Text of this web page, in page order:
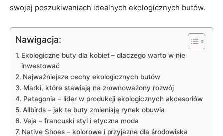
swojej poszukiwaniach idealnych ekologicznych butów.
Nawigacja:
Ekologiczne buty dla kobiet – dlaczego warto w nie
inwestować
Najważniejsze cechy ekologicznych butów
Marki, które stawiają na zrównoważony rozwój
Patagonia – lider w produkcji ekologicznych akcesoriów
Allbirds – jak te buty zmieniają rynek obuwia
Veja – francuski styl i etyczna moda
Native Shoes – kolorowe i przyjazne dla środowiska